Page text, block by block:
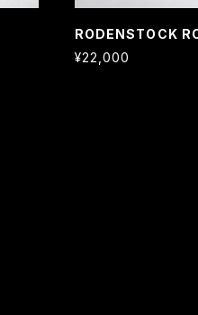
RODENSTOCK
¥22,000